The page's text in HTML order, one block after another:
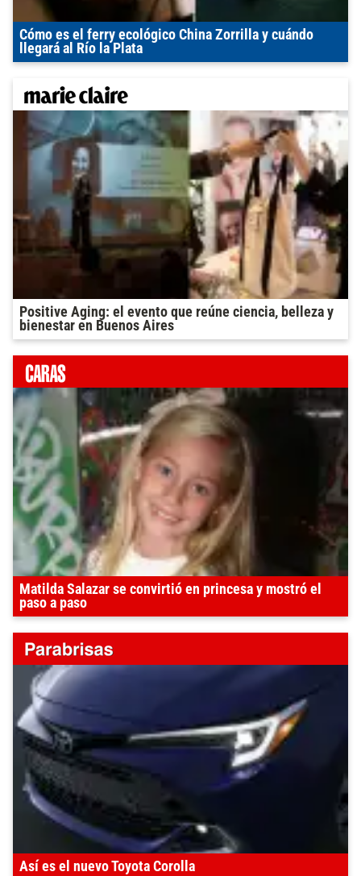
Cómo es el ferry ecológico China Zorrilla y cuándo
llegará al Río la Plata
Positive Aging: el evento que reúne ciencia, belleza y
bienestar en Buenos Aires
Matilda Salazar se convirtió en princesa y mostró el
paso a paso
Así es el nuevo Toyota Corolla